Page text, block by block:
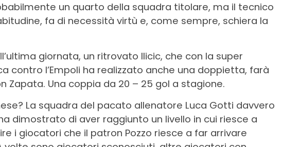
un quarto della squadra titolare, ma il tecnico
fa di necessità virtù e, come sempre, schiera la
giornata, un ritrovato Ilicic, che con la super
contro l’Empoli ha realizzato anche una doppietta, farà
Zapata. Una coppia da 20 – 25 gol a stagione.
La squadra del pacato allenatore Luca Gotti davvero
dimostrato di aver raggiunto un livello in cui riesce a
i giocatori che il patron Pozzo riesce a far arrivare